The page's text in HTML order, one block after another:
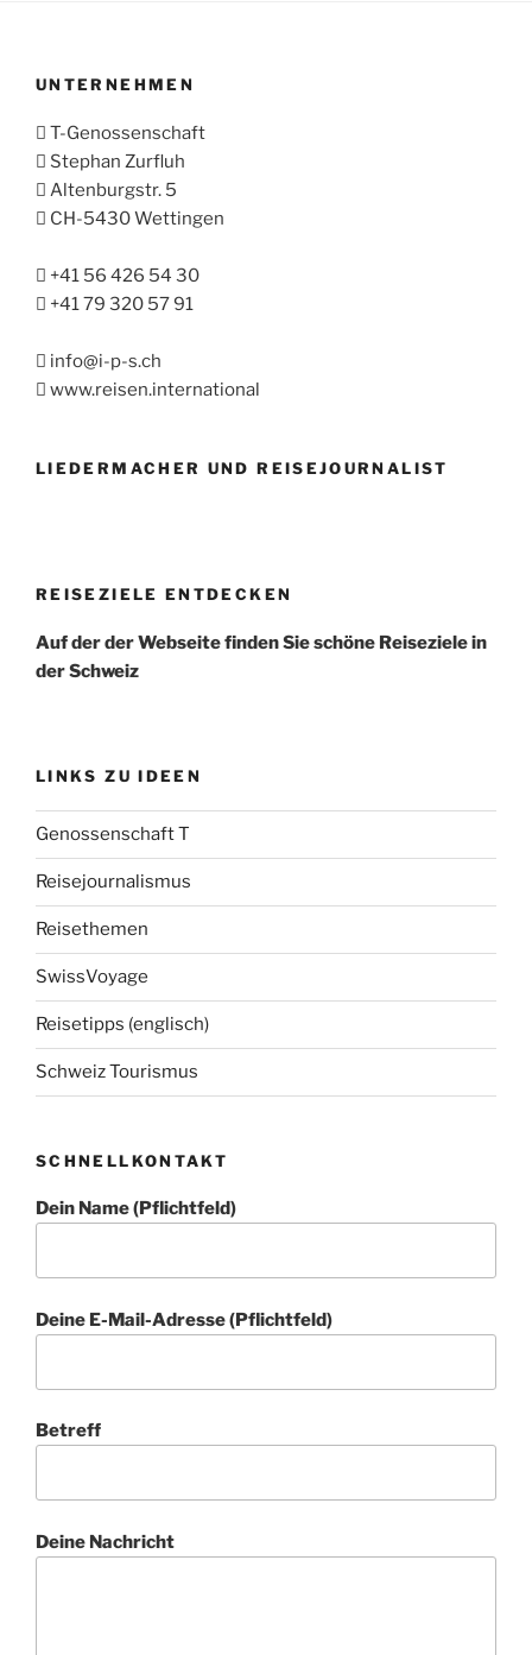
UNTERNEHMEN
T-Genossenschaft
Stephan Zurfluh
Altenburgstr. 5
CH-5430 Wettingen
+41 56 426 54 30
+41 79 320 57 91
info@i-p-s.ch
www.reisen.international
LIEDERMACHER UND REISEJOURNALIST
REISEZIELE ENTDECKEN
Auf der der Webseite finden Sie schöne Reiseziele in
der Schweiz
LINKS ZU IDEEN
Genossenschaft T
Reisejournalismus
Reisethemen
SwissVoyage
Reisetipps (englisch)
Schweiz Tourismus
SCHNELLKONTAKT
Dein Name (Pflichtfeld)
Deine E-Mail-Adresse (Pflichtfeld)
Betreff
Deine Nachricht